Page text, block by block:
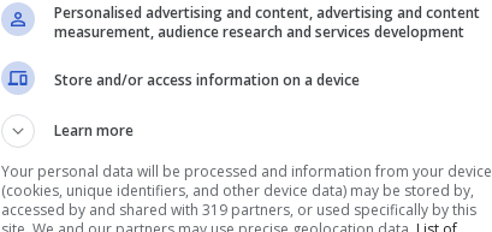
Leggi Tutto
Personalised advertising and content, advertising and content
measurement, audience research and services development
Store and/or access information on a device
Learn more
Your personal data will be processed and information from your device
(cookies, unique identifiers, and other device data) may be stored by,
accessed by and shared with 319 partners, or used specifically by this